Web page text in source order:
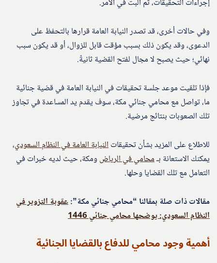
إجراءات التحقيقات، ثم البت في الأمر.
وفي حالات أخرى، قد تصدر النيابة العامة قرارها بالتحفظ على
الدعوى، وقد يكون ذلك بسبب مؤقت قابل للزوال، أو قد يكون سبب
نهائي؛ حيث يصبح لا مجال لفتح القضية ثانيةً.
فإذا تلقيت موعد جلسة تحقيقات في النيابة العامة في قضية جنائية
ما، تواصل مع محامي جنائي مكة، سوف يقدم يد المساعدة في تجاوز
تلك الصعوبات بنتائج مرضية.
للاطلاع على المزيد بشأن تحقيقاتالنيابة العامة في النظام السعودي،
يمكنك الاستعانة بـمحامي في الرياض ومكة، حيث لديه خبرات في
التعامل مع تلك القضايا وحلها.
مقالات ذات صلة بمقالنا “محامي جنائي مكة”:عقوبة التزوير في
النظام السعودي: يوضحها محامي جنائي 1446
أهمية وجود محامي للدفاع بالقضايا الجنائية